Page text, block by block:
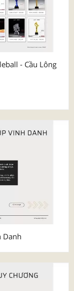
- Cầu Lông
Danh